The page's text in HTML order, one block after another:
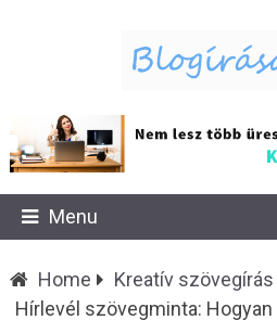
Menu
Home
Kreatív szövegírás
Hírlevél szövegminta: